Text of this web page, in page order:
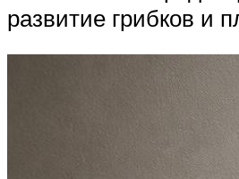
развитие грибков и